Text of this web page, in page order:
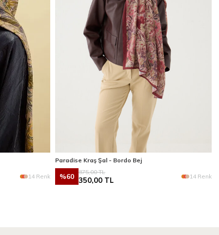
14 Renk
Paradise Kraş Şal - Bordo Bej
%60
875,00TL
350,00 TL 14 Renk